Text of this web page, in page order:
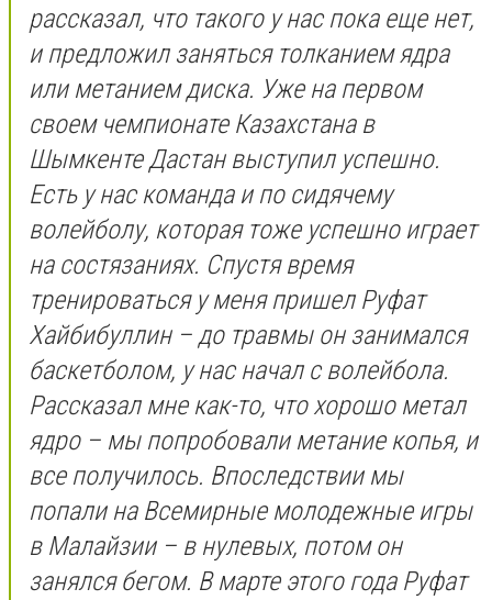
рассказал, что такого у нас пока еще нет,
и предложил заняться толканием ядра
или метанием диска. Уже на первом
своем чемпионате Казахстана в
Шымкенте Дастан выступил успешно.
Есть у нас команда и по сидячему
волейболу, которая тоже успешно играет
на состязаниях. Спустя время
тренироваться у меня пришел Руфат
Хайбибуллин – до травмы он занимался
баскетболом, у нас начал с волейбола.
Рассказал мне как-то, что хорошо метал
ядро – мы попробовали метание копья, и
все получилось. Впоследствии мы
попали на Всемирные молодежные игры
в Малайзии – в нулевых, потом он
занялся бегом. В марте этого года Руфат